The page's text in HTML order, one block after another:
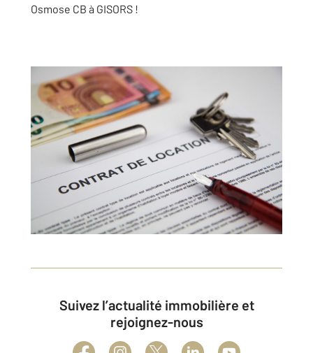
Osmose CB à GISORS !
Suivez l’actualité immobilière et
rejoignez-nous